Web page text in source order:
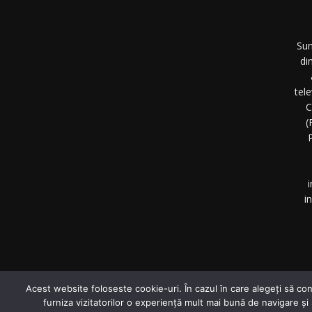
©
Acest website foloseste cookie-uri. În cazul în care alegeți să
furniza vizitatorilor o experiență mult mai bună de navigare